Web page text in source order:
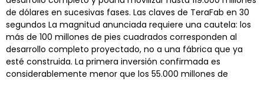
de dólares en sucesivas fases. Las claves de TeraFab en 30
segundos La magnitud anunciada requiere una cautela: los
más de 100 millones de pies cuadrados corresponden al
desarrollo completo proyectado, no a una fábrica que ya
esté construida. La primera inversión confirmada es
considerablemente menor que los 55.000 millones de